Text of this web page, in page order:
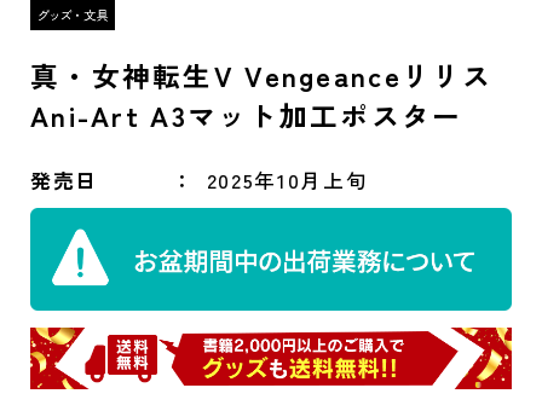
真・女神転生V Vengeanceリリス
Ani-Art A3マット加工ポスター
発売日 2025年10月上旬